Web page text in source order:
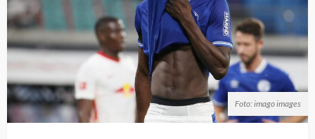
Foto: imago images